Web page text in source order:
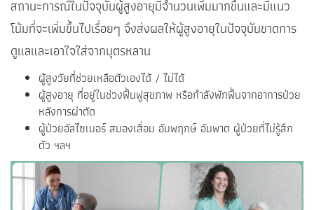
สถานะการณ์ในปัจจุบันผู้สูงอายุมีจำนวนเพิ่มมากขึ้นและมีแนว
โน้มที่จะเพิ่มขึ้นไปเรื่อยๆ จึงส่งผลให้ผู้สูงอายุในปัจจุบันขาดการ
ดูแลและเอาใจใส่จากบุตรหลาน
ผู้สูงวัยที่ช่วยเหลือตัวเองได้ / ไม่ได้
ผู้สูงอายุ ที่อยู่ในช่วงฟื้นฟูสุขภาพ หรือกำลังพักฟื้นจากอาการป่วย
หลังการผ่าตัด
ผู้ป่วยอัลไซเมอร์ สมองเสื่อม อัมพฤกษ์ อัมพาต ผู้ป่วยที่ไม่รู้สึก
ตัว ฯลฯ